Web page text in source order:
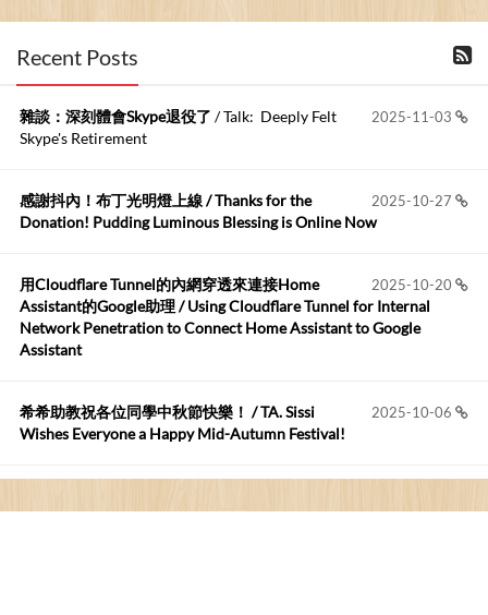
2026-06-18
布丁布丁吃布丁
kage好像也可以下載整個網站 感謝分享
Anonymous:
https://github.com/t...
布丁布丁吃布丁:
我目前並沒有常駐的Google Home...
2026-05-15
Robertmycs:
這篇WinXP公用電腦安裝與優化的步驟超...
您好,首先肯定感謝您造福許多莘莘學子。有...
Recent Posts
2025-11-03
雜談：深刻體會Skype退役了 / Talk: Deeply Felt
Skype's Retirement
2025-10-27
感謝抖內！布丁光明燈上線 / Thanks for the
Donation! Pudding Luminous Blessing is Online Now
2025-10-20
用Cloudflare Tunnel的內網穿透來連接Home
Assistant的Google助理 / Using Cloudflare Tunnel for Internal
Network Penetration to Connect Home Assistant to Google
Assistant
2025-10-06
希希助教祝各位同學中秋節快樂！ / TA. Sissi
Wishes Everyone a Happy Mid-Autumn Festival!
的問題 / Are You Tired of Looking at the Computer? Pay More